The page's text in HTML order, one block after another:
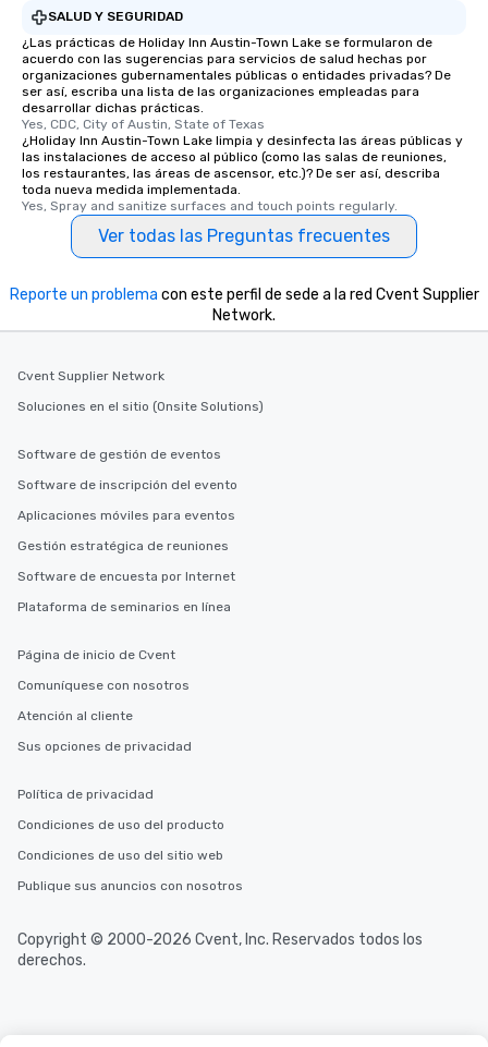
SALUD Y SEGURIDAD
¿Las prácticas de Holiday Inn Austin-Town Lake se formularon de
acuerdo con las sugerencias para servicios de salud hechas por
organizaciones gubernamentales públicas o entidades privadas? De
ser así, escriba una lista de las organizaciones empleadas para
desarrollar dichas prácticas.
Yes, CDC, City of Austin, State of Texas
¿Holiday Inn Austin-Town Lake limpia y desinfecta las áreas públicas y
las instalaciones de acceso al público (como las salas de reuniones,
los restaurantes, las áreas de ascensor, etc.)? De ser así, describa
toda nueva medida implementada.
Yes, Spray and sanitize surfaces and touch points regularly.
Ver todas las Preguntas frecuentes
Reporte un problema con este perfil de sede a la red Cvent Supplier
Network.
Cvent Supplier Network
Soluciones en el sitio (Onsite Solutions)
Software de gestión de eventos
Software de inscripción del evento
Aplicaciones móviles para eventos
Gestión estratégica de reuniones
Software de encuesta por Internet
Plataforma de seminarios en línea
Página de inicio de Cvent
Comuníquese con nosotros
Atención al cliente
Sus opciones de privacidad
Política de privacidad
Condiciones de uso del producto
Condiciones de uso del sitio web
Publique sus anuncios con nosotros
Copyright © 2000-2026 Cvent, Inc. Reservados todos los
derechos.